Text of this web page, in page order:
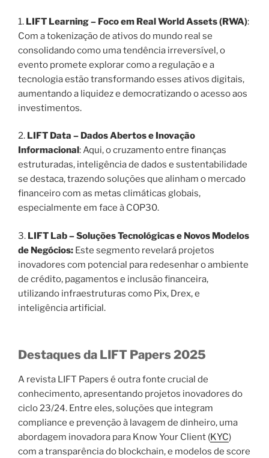
1. LIFT Learning – Foco em Real World Assets (RWA):
Com a tokenização de ativos do mundo real se
consolidando como uma tendência irreversível, o
evento promete explorar como a regulação e a
tecnologia estão transformando esses ativos digitais,
aumentando a liquidez e democratizando o acesso aos
investimentos.
2. LIFT Data – Dados Abertos e Inovação
Informacional : Aqui, o cruzamento entre finanças
estruturadas, inteligência de dados e sustentabilidade
se destaca, trazendo soluções que alinham o mercado
financeiro com as metas climáticas globais,
especialmente em face à COP30.
3. LIFT Lab – Soluções Tecnológicas e Novos Modelos
de Negócios: Este segmento revelará projetos
inovadores com potencial para redesenhar o ambiente
de crédito, pagamentos e inclusão financeira,
utilizando infraestruturas como Pix, Drex, e
inteligência artificial.
Destaques da LIFT Papers 2025
A revista LIFT Papers é outra fonte crucial de
conhecimento, apresentando projetos inovadores do
ciclo 23/24. Entre eles, soluções que integram
compliance e prevenção à lavagem de dinheiro, uma
abordagem inovadora para Know Your Client (KYC)
com a transparência do blockchain, e modelos de score